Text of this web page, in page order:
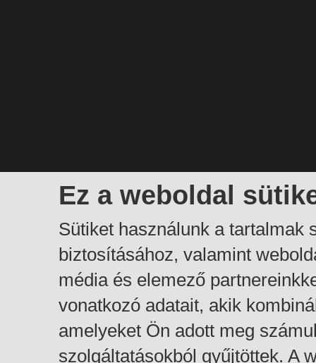
Ez a weboldal
Sütiket használunk a tartalmak
biztosításához, valamint
média és elemező
vonatkozó adatait, akik
amelyeket Ön adott meg
szolgáltatásokból gyűjtöttek. A